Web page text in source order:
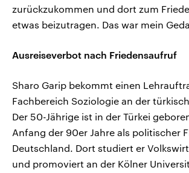
zurückzukommen und dort zum
etwas beizutragen. Das war mein
Ausreiseverbot nach Friedensaufruf
Sharo Garip bekommt einen
Fachbereich Soziologie an der
Der 50-Jährige ist in der Türkei
Anfang der 90er Jahre als politischer
Deutschland. Dort studiert er
und promoviert an der Kölner